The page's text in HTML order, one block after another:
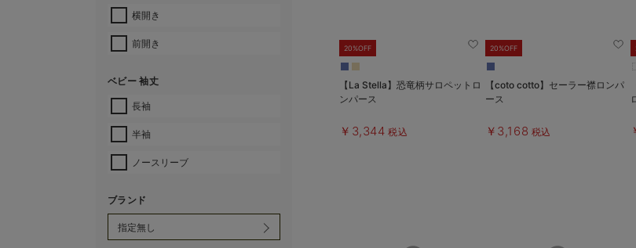
横開き
前開き
ベビー 袖丈
長袖
半袖
ノースリーブ
ブランド
20%OFF
【La Stella】恐竜柄サロペットロ
ンパース
￥3,344 税込
20%OFF
【coto cotto】セーラー襟ロンパ
ース
￥3,168 税込